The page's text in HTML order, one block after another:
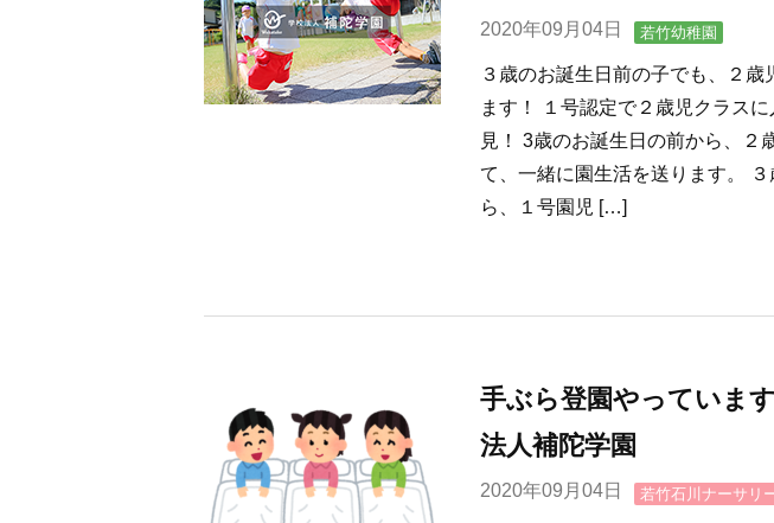
2020年09月04日 若竹幼稚園
３歳のお誕生日前の子でも、２歳
ます！ １号認定で２歳児クラス
見！ 3歳のお誕生日の前から、２
て、一緒に園生活を送ります。
ら、１号園児 […]
手ぶら登園やっていま
法人補陀学園
2020年09月04日 若竹石川ナーサリ